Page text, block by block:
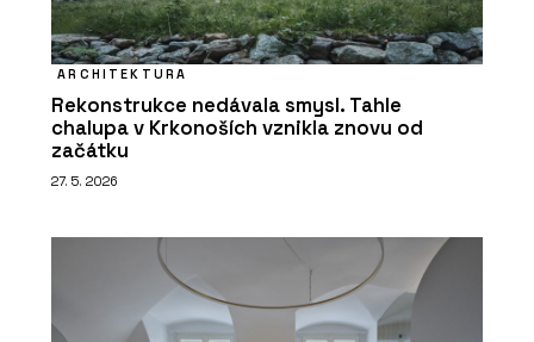
ARCHITEKTURA
Rekonstrukce nedávala smysl. Tahle
chalupa v Krkonoších vznikla znovu od
začátku
27. 5. 2026